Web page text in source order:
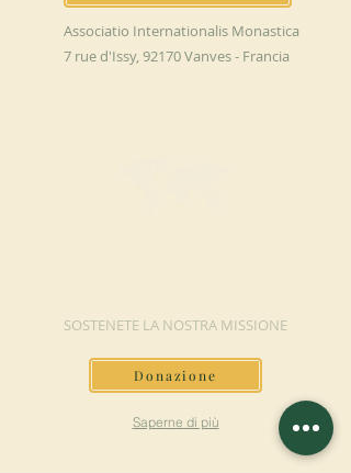
Associatio Internationalis Monastica
7 rue d'Issy, 92170 Vanves - Francia
SOSTENETE LA NOSTRA MISSIONE
Donazione
Saperne di più